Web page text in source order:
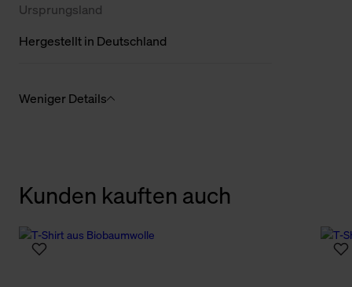
Ursprungsland
Hergestellt in Deutschland
Weniger Details
Kunden kauften auch